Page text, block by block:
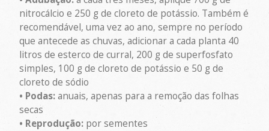
nitrocálcio e 250 g de cloreto de potássio. Também é
recomendável, uma vez ao ano, sempre no período
que antecede as chuvas, adicionar a cada planta 40
litros de esterco de curral, 200 g de superfosfato
simples, 100 g de cloreto de potássio e 50 g de
cloreto de sódio
• Podas:anuais, apenas para a remoção das folhas
secas
• Reprodução: por sementes